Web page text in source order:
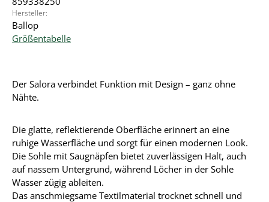
Hersteller:
Ballop
Größentabelle
Der Salora verbindet Funktion mit Design – ganz ohne
Nähte.
Die glatte, reflektierende Oberfläche erinnert an eine
ruhige Wasserfläche und sorgt für einen modernen Look.
Die Sohle mit Saugnäpfen bietet zuverlässigen Halt, auch
auf nassem Untergrund, während Löcher in der Sohle
Wasser zügig ableiten.
Das anschmiegsame Textilmaterial trocknet schnell und